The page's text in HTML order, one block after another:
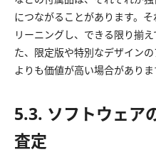
につながることがあります。
リーニングし、できる限り揃
た、限定版や特別なデザイン
よりも価値が高い場合がありま
5.3. ソフトウェア
査定